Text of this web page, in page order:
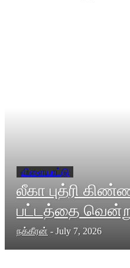
விளையாட்டு
லீகா புத்ரி
பட்டத்தை வென்று
நக்கீரன் - July 7, 2026